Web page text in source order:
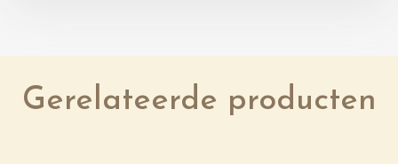
Gerelateerde producten